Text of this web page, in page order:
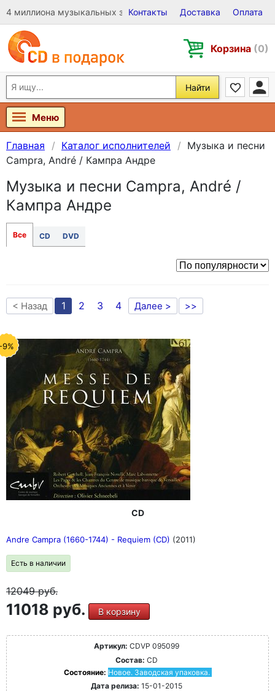
4 миллиона музыкальных записей на Виниле, CD и DVD
Контакты Доставка Оплата
Корзина (0)
Найти
Меню
Главная Каталог исполнителей
Музыка и песни
Campra, André / Кампра Андре
Музыка и песни Campra, André /
Кампра Андре
Все CD DVD
< Назад 1 2 3 4 Далее > >>
9%
CD
Andre Campra (1660-1744) - Requiem (CD) (2011)
Есть в наличии
12049руб.
11018 руб. В корзину
Артикул: CDVP 095099
Состав: CD
Состояние: Новое. Заводская упаковка.
Дата релиза: 15-01-2015